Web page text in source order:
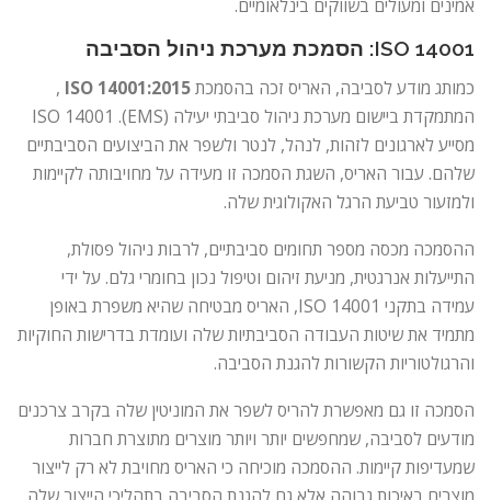
אמינים ומעולים בשווקים בינלאומיים.
ISO 14001: הסמכת מערכת ניהול הסביבה
כמותג מודע לסביבה, האריס זכה בהסמכתISO 14001:2015
,
המתמקדת ביישום מערכת ניהול סביבתי יעילה (EMS). ISO 14001
מסייע לארגונים לזהות, לנהל, לנטר ולשפר את הביצועים הסביבתיים
שלהם. עבור האריס, השגת הסמכה זו מעידה על מחויבותה לקיימות
ולמזעור טביעת הרגל האקולוגית שלה.
ההסמכה מכסה מספר תחומים סביבתיים, לרבות ניהול פסולת,
התייעלות אנרגטית, מניעת זיהום וטיפול נכון בחומרי גלם. על ידי
עמידה בתקני ISO 14001, האריס מבטיחה שהיא משפרת באופן
מתמיד את שיטות העבודה הסביבתיות שלה ועומדת בדרישות החוקיות
והרגולטוריות הקשורות להגנת הסביבה.
הסמכה זו גם מאפשרת להריס לשפר את המוניטין שלה בקרב צרכנים
מודעים לסביבה, שמחפשים יותר ויותר מוצרים מתוצרת חברות
שמעדיפות קיימות. ההסמכה מוכיחה כי האריס מחויבת לא רק לייצור